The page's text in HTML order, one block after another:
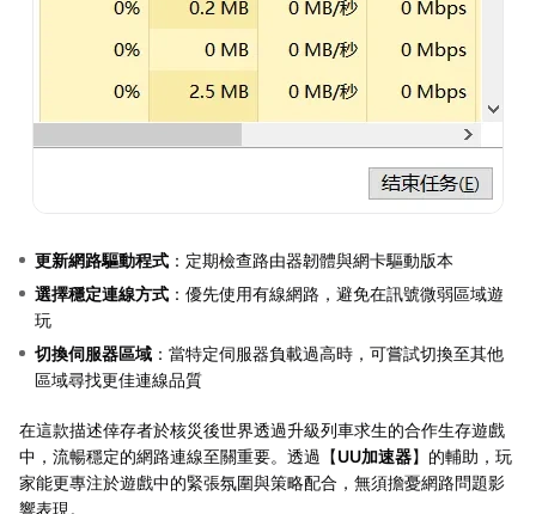
更新網路驅動程式 ：定期檢查路由器韌體與網卡驅動版本
選擇穩定連線方式 ：優先使用有線網路，避免在訊號微弱區域遊
玩
切換伺服器區域 ：當特定伺服器負載過高時，可嘗試切換至其他
區域尋找更佳連線品質
在這款描述倖存者於核災後世界透過升級列車求生的合作生存遊戲
中，流暢穩定的網路連線至關重要。透過【UU加速器】的輔助，玩
家能更專注於遊戲中的緊張氛圍與策略配合，無須擔憂網路問題影
響表現。